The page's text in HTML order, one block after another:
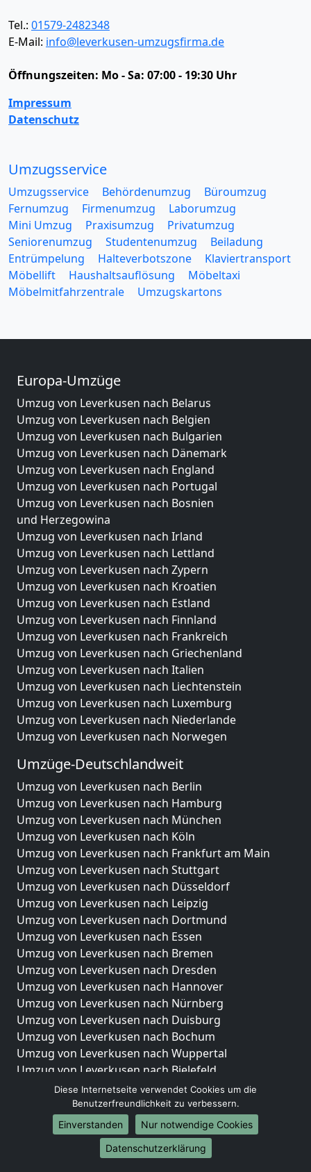
Tel.: 01579-2482348
E-Mail: info@leverkusen-umzugsfirma.de
Öffnungszeiten: Mo - Sa: 07:00 - 19:30 Uhr
Impressum
Datenschutz
Umzugsservice
Umzugsservice Behördenumzug
Büroumzug
Fernumzug
Firmenumzug
Laborumzug
Mini Umzug
Praxisumzug
Privatumzug
Seniorenumzug
Studentenumzug
Beiladung
Entrümpelung
Halteverbotszone
Klaviertransport
Möbellift
Haushaltsauflösung
Möbeltaxi
Möbelmitfahrzentrale
Umzugskartons
Europa-Umzüge
Umzug von Leverkusen nach Belarus
Umzug von Leverkusen nach Belgien
Umzug von Leverkusen nach Bulgarien
Umzug von Leverkusen nach Dänemark
Umzug von Leverkusen nach England
Umzug von Leverkusen nach Portugal
Umzug von Leverkusen nach Bosnien
und Herzegowina
Umzug von Leverkusen nach Irland
Umzug von Leverkusen nach Lettland
Umzug von Leverkusen nach Zypern
Umzug von Leverkusen nach Kroatien
Umzug von Leverkusen nach Estland
Umzug von Leverkusen nach Finnland
Umzug von Leverkusen nach Frankreich
Umzug von Leverkusen nach Griechenland
Umzug von Leverkusen nach Italien
Umzug von Leverkusen nach Liechtenstein
Umzug von Leverkusen nach Luxemburg
Umzug von Leverkusen nach Niederlande
Umzug von Leverkusen nach Norwegen
Umzüge-Deutschlandweit
Umzug von Leverkusen nach Berlin
Umzug von Leverkusen nach Hamburg
Umzug von Leverkusen nach München
Umzug von Leverkusen nach Köln
Umzug von Leverkusen nach Frankfurt am Main
Umzug von Leverkusen nach Stuttgart
Umzug von Leverkusen nach Düsseldorf
Umzug von Leverkusen nach Leipzig
Umzug von Leverkusen nach Dortmund
Umzug von Leverkusen nach Essen
Umzug von Leverkusen nach Bremen
Umzug von Leverkusen nach Dresden
Umzug von Leverkusen nach Hannover
Umzug von Leverkusen nach Nürnberg
Umzug von Leverkusen nach Duisburg
Umzug von Leverkusen nach Bochum
Umzug von Leverkusen nach Wuppertal
Umzug von Leverkusen nach Bielefeld
Umzug von Leverkusen nach Bonn
Umzug von Leverkusen nach Münster
Internationale-Umzüge
Umzug von Leverkusen nach Brasilien
Diese Internetseite verwendet Cookies um die
Benutzerfreundlichkeit zu verbessern.
Einverstanden
Nur notwendige Cookies
Datenschutzerklärung